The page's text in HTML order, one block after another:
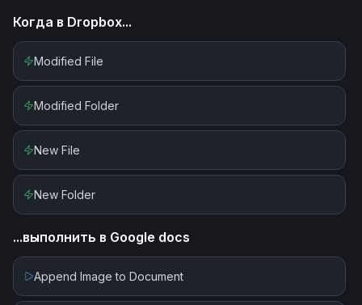
Когда в Dropbox...
Modified File
Modified Folder
New File
New Folder
...выполнить в Google docs
Append Image to Document